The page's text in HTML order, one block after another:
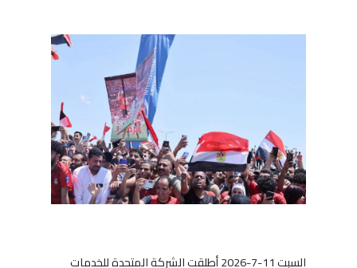
السبت 11-7-2026 أطلقت الشركة المتحدة للخدمات